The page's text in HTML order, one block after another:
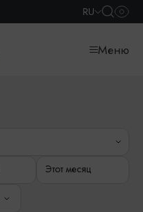
RU
Меню
Этот месяц